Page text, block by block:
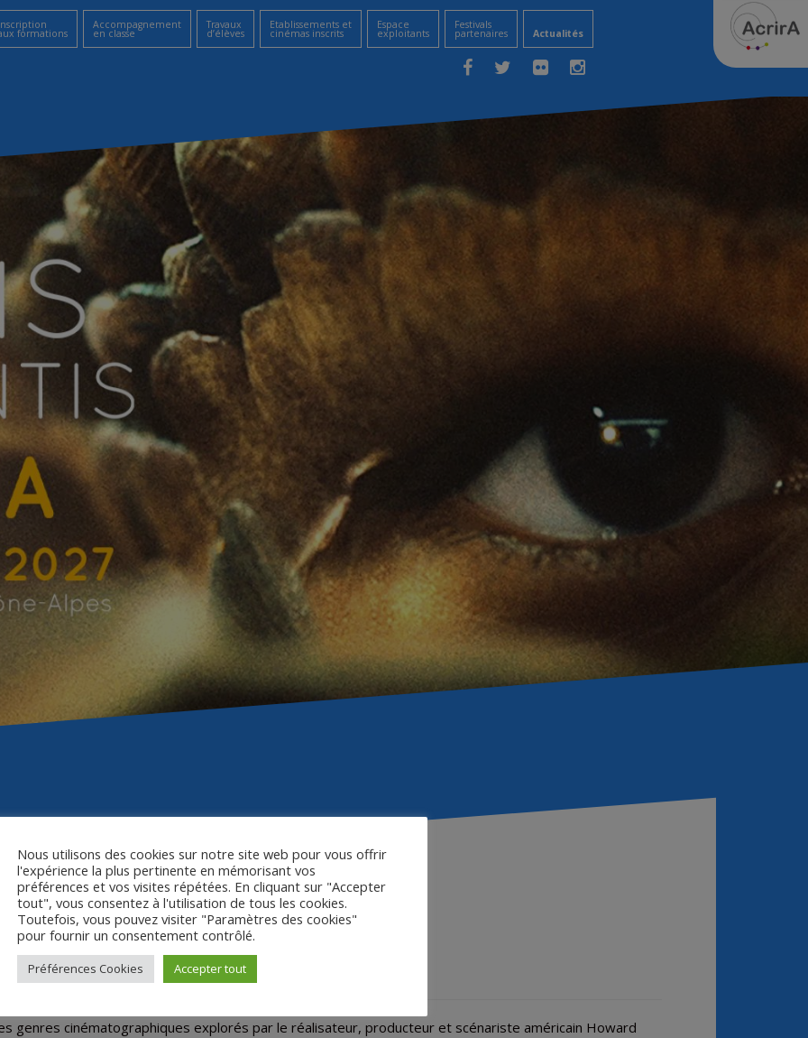
formations
Accompagnement
en classe
Travaux
d’élèves
Etablissements et
cinémas inscrits
Espace
exploitants
Festivals
partenaires Actualités
Howard HAWKS
genres cinématographiques explorés par le réalisateur, producteur et scénariste américain Howard
Nous utilisons des cookies sur notre site web pour vous offrir
l'expérience la plus pertinente en mémorisant vos
préférences et vos visites répétées. En cliquant sur "Accepter
tout", vous consentez à l'utilisation de tous les cookies.
Toutefois, vous pouvez visiter "Paramètres des cookies"
pour fournir un consentement contrôlé.
Préférences Cookies Accepter tout